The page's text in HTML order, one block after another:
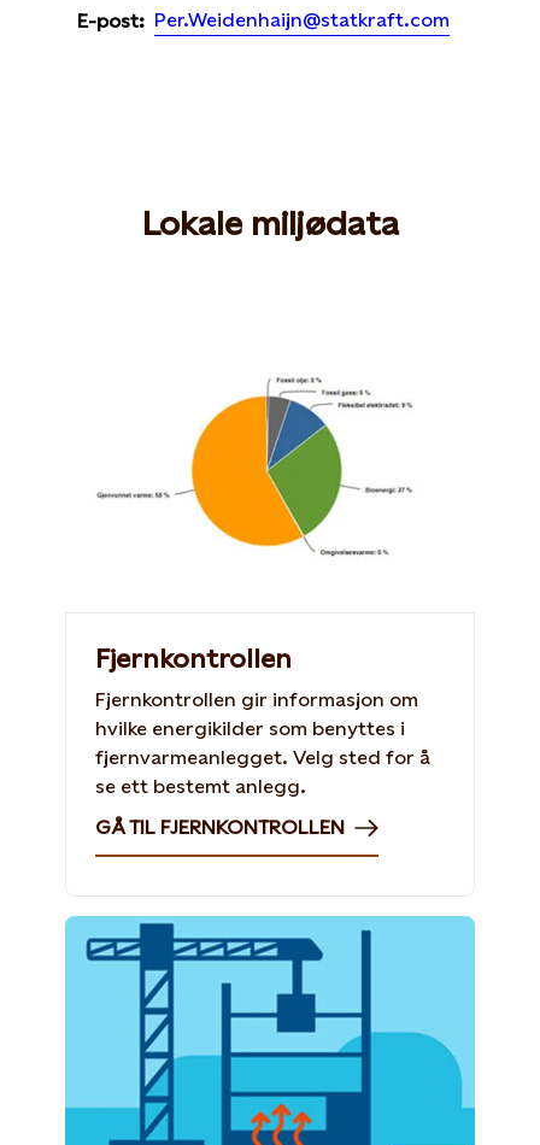
E-post: Per.Weidenhaijn@statkraft.com
Lokale miljødata
Fjernkontrollen
Fjernkontrollen gir informasjon om
hvilke energikilder som benyttes i
fjernvarmeanlegget. Velg sted for å
se ett bestemt anlegg.
GÅ TIL FJERNKONTROLLEN